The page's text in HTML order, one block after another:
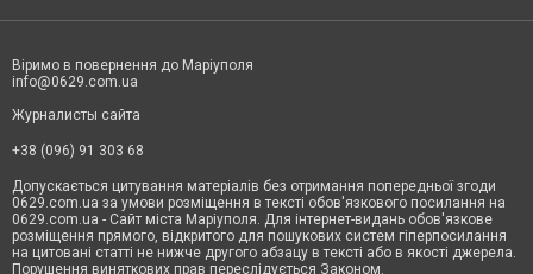
Віримо в повернення до Маріуполя
info@0629.com.ua
Журналисты сайта
+38 (096) 91 303 68
Допускається цитування матеріалів без отримання попередньої згоди
0629.com.ua за умови розміщення в тексті обов'язкового посилання на
0629.com.ua - Сайт міста Маріуполя. Для інтернет-видань обов'язкове
розміщення прямого, відкритого для пошукових систем гіперпосилання
на цитовані статті не нижче другого абзацу в тексті або в якості джерела.
Порушення виняткових прав переслідується Законом.